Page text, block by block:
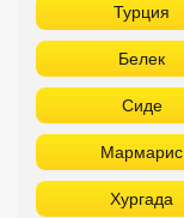
Турция
Белек
Сиде
Мармарис
Хургада